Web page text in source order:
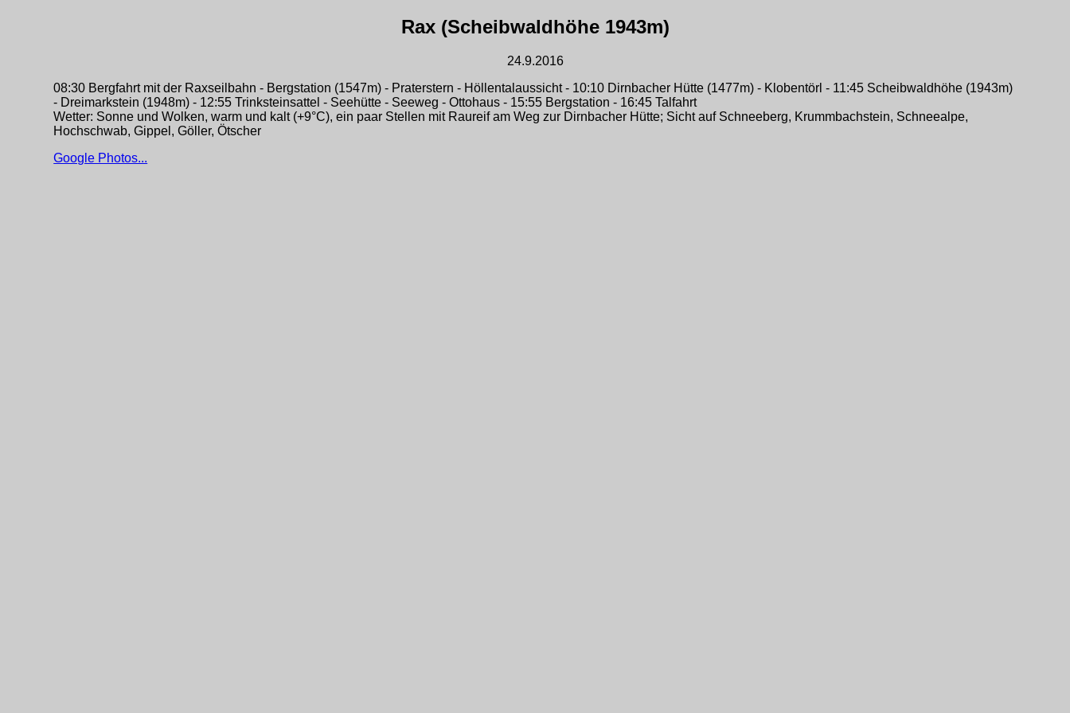
Rax (Scheibwaldhöhe 1943m)
24.9.2016
08:30 Bergfahrt mit der Raxseilbahn - Bergstation (1547m) - Praterstern - Höllentalaussicht - 10:10 Dirnbacher Hütte (1477m) - Klobentörl - 11:45 Scheibwaldhöhe (1943m)
- Dreimarkstein (1948m) - 12:55 Trinksteinsattel - Seehütte - Seeweg - Ottohaus - 15:55 Bergstation - 16:45 Talfahrt
Wetter: Sonne und Wolken, warm und kalt (+9°C), ein paar Stellen mit Raureif am Weg zur Dirnbacher Hütte; Sicht auf Schneeberg, Krummbachstein, Schneealpe,
Hochschwab, Gippel, Göller, Ötscher
Google Photos...